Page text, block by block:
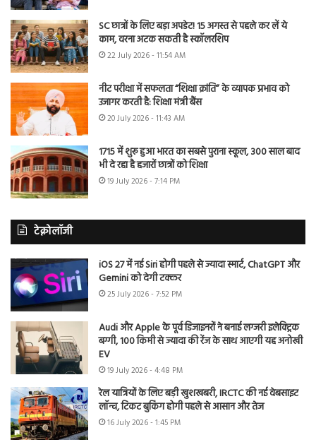
SC छात्रों के लिए बड़ा अपडेट! 15 अगस्त से पहले कर लें ये
काम, वरना अटक सकती है स्कॉलरशिप
22 July 2026 - 11:54 AM
नीट परीक्षा में सफलता “शिक्षा क्रांति” के व्यापक प्रभाव को
उजागर करती है: शिक्षा मंत्री बैंस
20 July 2026 - 11:43 AM
1715 में शुरू हुआ भारत का सबसे पुराना स्कूल, 300 साल बाद
भी दे रहा है हजारों छात्रों को शिक्षा
19 July 2026 - 7:14 PM
टेक्नोलॉजी
iOS 27 में नई Siri होगी पहले से ज्यादा स्मार्ट, ChatGPT और
Gemini को देगी टक्कर
25 July 2026 - 7:52 PM
Audi और Apple के पूर्व डिजाइनरों ने बनाई लग्जरी इलेक्ट्रिक
बग्गी, 100 किमी से ज्यादा की रेंज के साथ आएगी यह अनोखी
EV
19 July 2026 - 4:48 PM
रेल यात्रियों के लिए बड़ी खुशखबरी, IRCTC की नई वेबसाइट
लॉन्च, टिकट बुकिंग होगी पहले से आसान और तेज
16 July 2026 - 1:45 PM